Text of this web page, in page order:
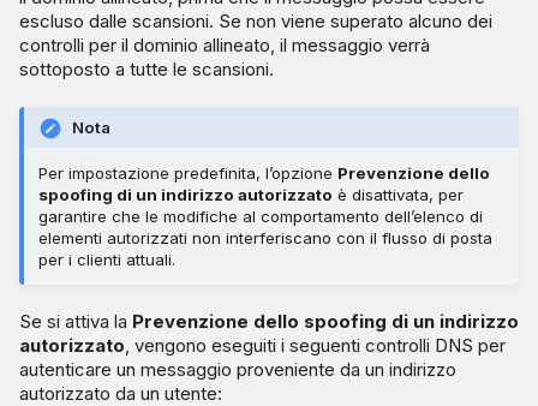
escluso dalle scansioni. Se non viene superato alcuno dei
controlli per il dominio allineato, il messaggio verrà
sottoposto a tutte le scansioni.
Nota
Per impostazione predefinita, l’opzione Prevenzione dello
spoofing di un indirizzo autorizzato è disattivata, per
garantire che le modifiche al comportamento dell’elenco di
elementi autorizzati non interferiscano con il flusso di posta
per i clienti attuali.
Se si attiva la Prevenzione dello spoofing di un indirizzo
autorizzato , vengono eseguiti i seguenti controlli DNS per
autenticare un messaggio proveniente da un indirizzo
autorizzato da un utente: